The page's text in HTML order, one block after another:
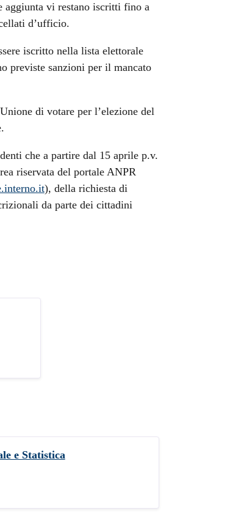
aggiunta vi restano iscritti fino a
d’ufficio.
iscritto nella lista elettorale
previste sanzioni per il mancato
di votare per l’elezione del
che a partire dal 15 aprile p.v.
riservata del portale ANPR
), della richiesta di
da parte dei cittadini
e Statistica